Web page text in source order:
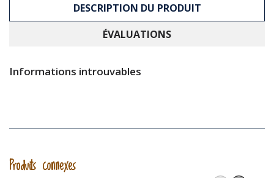
DESCRIPTION DU PRODUIT
ÉVALUATIONS
Informations introuvables
Produits connexes